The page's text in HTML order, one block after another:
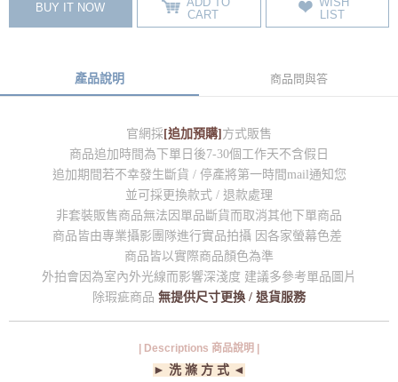
BUY IT NOW
CART
LIST
產品說明 商品問與答
官網採[追加預購]方式販售
商品追加時間為下單日後7-30個工作天不含假日
追加期間若不幸發生斷貨 / 停產將第一時間mail通知您
並可採更換款式 / 退款處理
非套裝販售商品無法因單品斷貨而取消其他下單商品
商品皆由專業攝影團隊進行實品拍攝 因各家螢幕色差
商品皆以實際商品顏色為準
外拍會因為室內外光線而影響深淺度 建議多參考單品圖片
除瑕疵商品 無提供尺寸更換 / 退貨服務
| Descriptions 商品說明 |
► 洗 滌 方 式 ◄